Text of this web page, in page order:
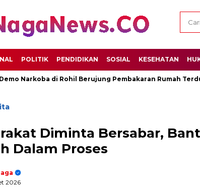
POLITIK PENDIDIKAN SOSIAL KESEHATAN
di Rohil Berujung Pembakaran Rumah Terduga
Diminta Bersabar,
Dalam Proses
2026